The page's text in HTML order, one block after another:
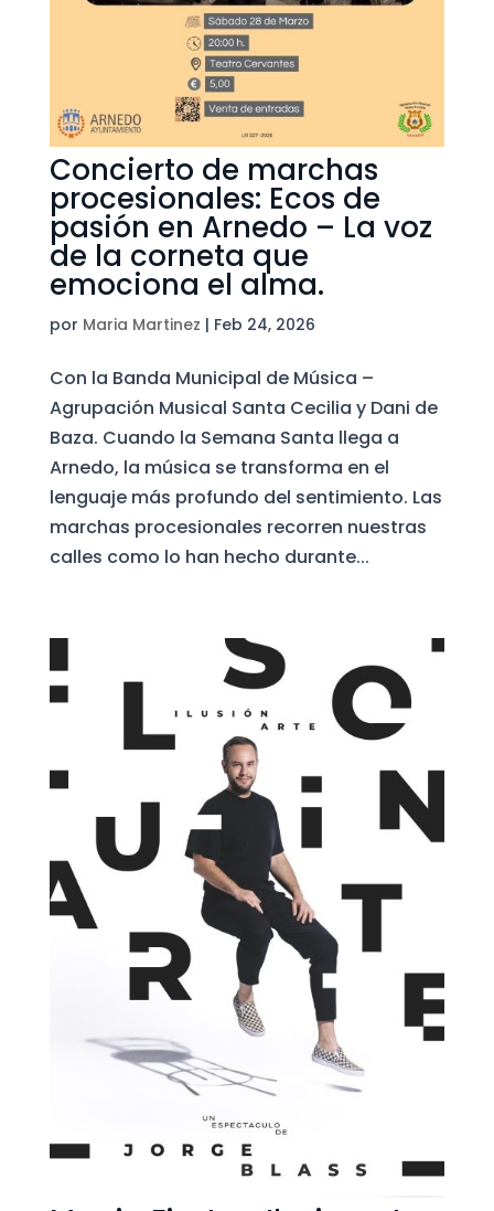
Concierto de marchas
procesionales: Ecos de
pasión en Arnedo – La voz
de la corneta que
emociona el alma.
por Maria Martinez | Feb 24, 2026
Con la Banda Municipal de Música –
Agrupación Musical Santa Cecilia y Dani de
Baza. Cuando la Semana Santa llega a
Arnedo, la música se transforma en el
lenguaje más profundo del sentimiento. Las
marchas procesionales recorren nuestras
calles como lo han hecho durante...